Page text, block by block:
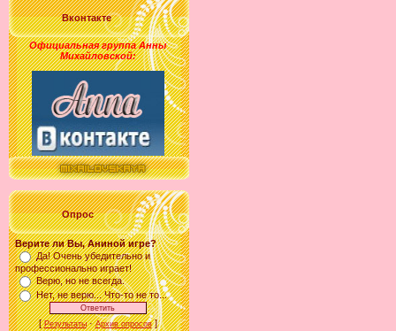
Вконтакте
Официальная группа Анны
Михайловской:
Опрос
Верите ли Вы, Аниной игре?
Да! Очень убедительно и
профессионально играет!
Верю, но не всегда.
Нет, не верю... Что-то не то...
[Результаты·Архив опросов]